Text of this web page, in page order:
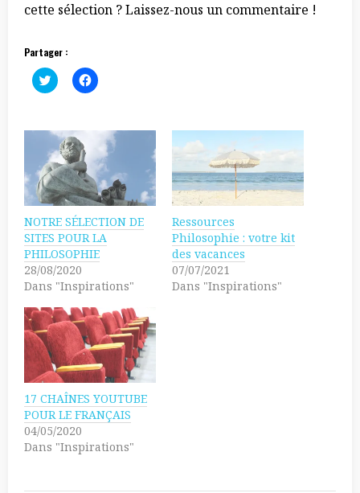
cette sélection ? Laissez-nous un commentaire !
Partager :
C
l
t
o
s
h
a
r
e
o
T
w
i
t
t
e
o
u
v
r
e
d
a
n
s
u
n
e
n
o
C
l
o
u
r
p
a
t
a
g
e
r
u
F
a
c
e
b
o
o
k
(
o
u
v
e
d
NOTRE SÉLECTION DE
SITES POUR LA
PHILOSOPHIE
28/08/2020
Dans "Inspirations"
Ressources
Philosophie : votre kit
des vacances
07/07/2021
Dans "Inspirations"
17 CHAÎNES YOUTUBE
POUR LE FRANÇAIS
04/05/2020
Dans "Inspirations"